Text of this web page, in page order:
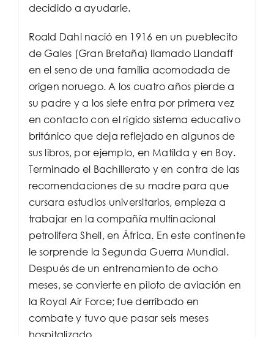
decidido a ayudarle.
Roald Dahl nació en 1916 en un pueblecito
de Gales (Gran Bretaña) llamado Llandaff
en el seno de una familia acomodada de
origen noruego. A los cuatro años pierde a
su padre y a los siete entra por primera vez
en contacto con el rígido sistema educativo
británico que deja reflejado en algunos de
sus libros, por ejemplo, en Matilda y en Boy.
Terminado el Bachillerato y en contra de las
recomendaciones de su madre para que
cursara estudios universitarios, empieza a
trabajar en la compañía multinacional
petrolífera Shell, en África. En este continente
le sorprende la Segunda Guerra Mundial.
Después de un entrenamiento de ocho
meses, se convierte en piloto de aviación en
la Royal Air Force; fue derribado en
combate y tuvo que pasar seis meses
hospitalizado.